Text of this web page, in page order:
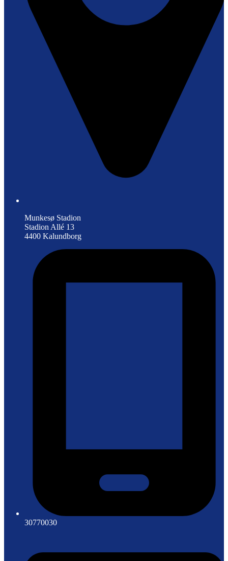
Munkesø Stadion
Stadion Allé 13
4400 Kalundborg
30770030